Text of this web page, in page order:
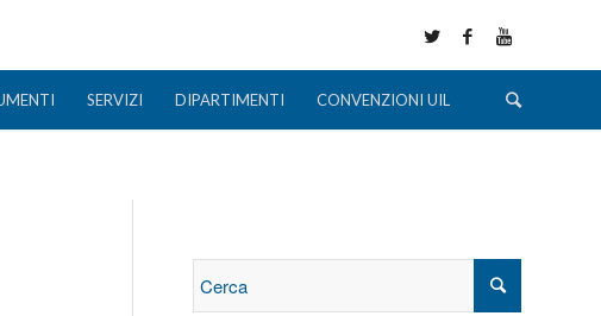
SERVIZI DIPARTIMENTI CONVENZIONI UIL